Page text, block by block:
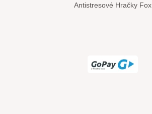
Antistresové Hračky Fox